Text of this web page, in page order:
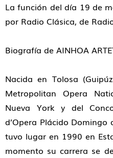
La función del día 19 de
por Radio Clásica, de
Biografía de AINHOA
Nacida en Tolosa
Metropolitan Opera
Nueva York y del
d’Opera Plácido Domingo
tuvo lugar en 1990 en
momento su carrera se